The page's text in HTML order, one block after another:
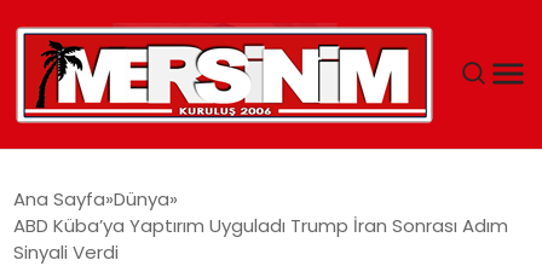
YAŞAM
Ana Sayfa Dünya
ABD Küba’ya Yaptırım Uyguladı Trump İran Sonrası Adım
Sinyali Verdi